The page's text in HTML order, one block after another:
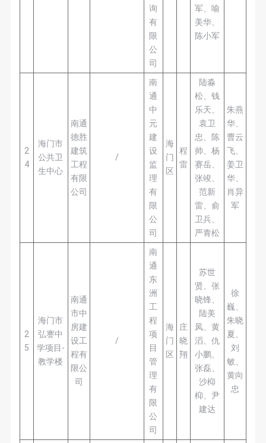
询
有
限
公
司
军、喻
美华、
陈小军
2
4
海门市
公共卫
生中心
南通
德胜
建筑
工程
有限
公司
/
南
通
中
元
建
设
监
理
有
限
公
司
海
门
区
程
雷
陆淼
松、钱
乐天、
袁卫
忠、陈
帅、杨
赛岳、
张竣、
范新
雷、俞
卫兵、
严青松
朱燕
华、
曹云
飞、
姜卫
华、
肖异
军
2
5
海门市
弘謇中
学项目-
教学楼
南通
市中
房建
设工
程有
限公
司
/
南
通
东
洲
工
程
项
目
管
理
有
限
公
司
海
门
区
庄
晓
翔
苏世
贤、张
晓锋、
陆美
凤、黄
滔、仇
小鹏、
张磊、
沙枊
枊、尹
建达
徐
巍、
朱晓
夏、
刘
敏、
黄向
忠